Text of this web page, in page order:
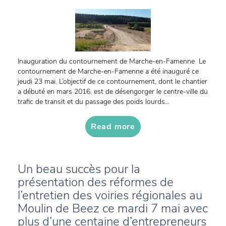
Inauguration du contournement de Marche-en-Famenne Le
contournement de Marche-en-Famenne a été inauguré ce
jeudi 23 mai. L’objectif de ce contournement, dont le chantier
a débuté en mars 2016, est de désengorger le centre-ville du
trafic de transit et du passage des poids lourds...
Read more
Un beau succès pour la
présentation des réformes de
l’entretien des voiries régionales au
Moulin de Beez ce mardi 7 mai avec
plus d’une centaine d’entrepreneurs